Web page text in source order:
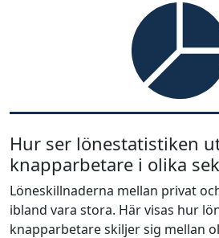
Hur ser lönestatistiken
knapparbetare i olika
Löneskillnaderna mellan privat
ibland vara stora. Här visas hur
knapparbetare skiljer sig mellan